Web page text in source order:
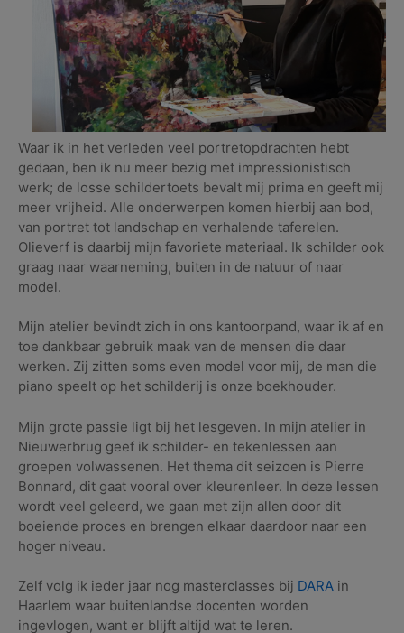
Waar ik in het verleden veel portretopdrachten hebt
gedaan, ben ik nu meer bezig met impressionistisch
werk; de losse schildertoets bevalt mij prima en geeft mij
meer vrijheid. Alle onderwerpen komen hierbij aan bod,
van portret tot landschap en verhalende taferelen.
Olieverf is daarbij mijn favoriete materiaal. Ik schilder ook
graag naar waarneming, buiten in de natuur of naar
model.
Mijn atelier bevindt zich in ons kantoorpand, waar ik af en
toe dankbaar gebruik maak van de mensen die daar
werken. Zij zitten soms even model voor mij, de man die
piano speelt op het schilderij is onze boekhouder.
Mijn grote passie ligt bij het lesgeven. In mijn atelier in
Nieuwerbrug geef ik schilder- en tekenlessen aan
groepen volwassenen. Het thema dit seizoen is Pierre
Bonnard, dit gaat vooral over kleurenleer. In deze lessen
wordt veel geleerd, we gaan met zijn allen door dit
boeiende proces en brengen elkaar daardoor naar een
hoger niveau.
Zelf volg ik ieder jaar nog masterclasses bij DARA in
Haarlem waar buitenlandse docenten worden
ingevlogen, want er blijft altijd wat te leren.